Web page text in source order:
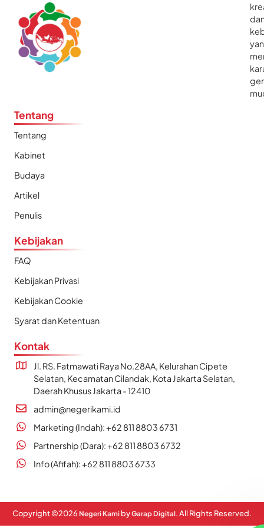
Tentang
Tentang
Kabinet
Budaya
Artikel
Penulis
Kebijakan
FAQ
Kebijakan Privasi
Kebijakan Cookie
Syarat dan Ketentuan
Kontak
Jl. RS. Fatmawati Raya No.28AA, Kelurahan Cipete
Selatan, Kecamatan Cilandak, Kota Jakarta Selatan,
Daerah Khusus Jakarta - 12410
admin@negerikami.id
Marketing (Indah): +62 811 8803 6731
Partnership (Dara): +62 811 8803 6732
Info (Afifah): +62 811 8803 6733
Copyright ©2026 Negeri Kami byGarap Digital. All Rights Reserved.